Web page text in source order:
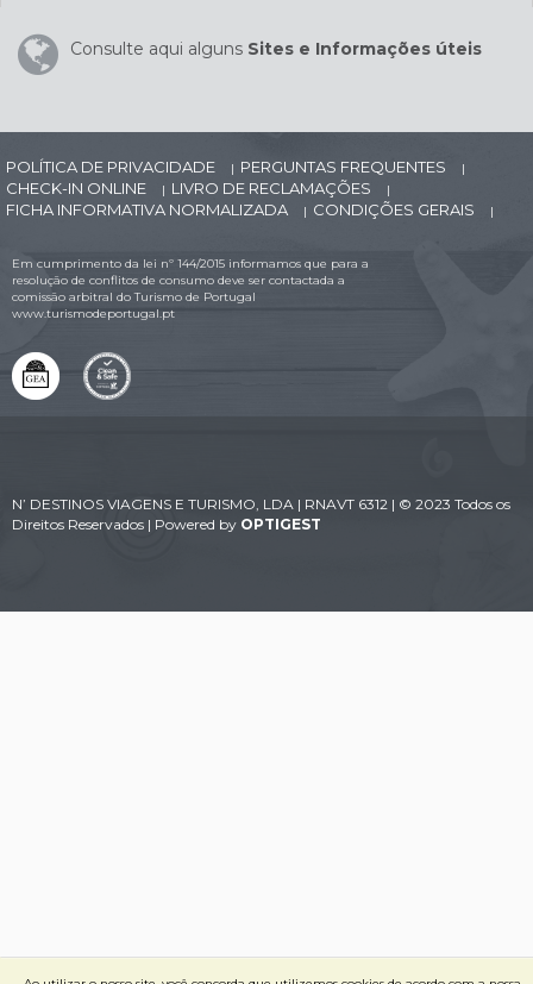
Consulte aqui alguns Sites e Informações úteis
POLÍTICA DE PRIVACIDADE | PERGUNTAS FREQUENTES |
CHECK-IN ONLINE | LIVRO DE RECLAMAÇÕES |
FICHA INFORMATIVA NORMALIZADA | CONDIÇÕES GERAIS |
Em cumprimento da lei nº 144/2015 informamos que para a
resolução de conflitos de consumo deve ser contactada a
comissão arbitral do Turismo de Portugal
www.turismodeportugal.pt
N’ DESTINOS VIAGENS E TURISMO, LDA | RNAVT 6312 | © 2023 Todos os
Direitos Reservados | Powered by OPTIGEST